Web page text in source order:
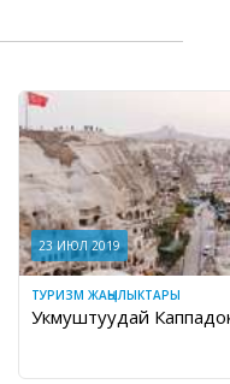
23 ИЮЛ 2019
ТУРИЗМ ЖАҢЫЛЫКТАРЫ
Укмуштуудай